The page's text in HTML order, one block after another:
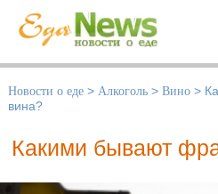
Новости о еде > Алкоголь > Вино >
вина?
Какими бывают